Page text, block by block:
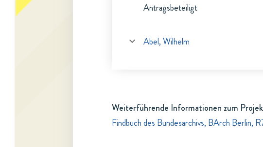
Antragsbeteiligt
Abel, Wilhelm
Weiterführende Informationen zum
Findbuch des Bundesarchivs, BArch Berlin,